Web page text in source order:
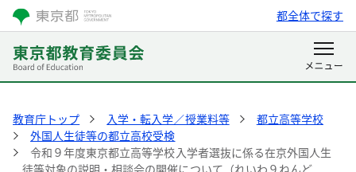
都全体で探す
教育庁トップ 入学・転入学／授業料等
都立高等学校
外国人生徒等の都立高校受検
令和９年度東京都立高等学校入学者選抜に係る在京外国人生
徒等対象の説明・相談会の開催について（れいわ９ねんど